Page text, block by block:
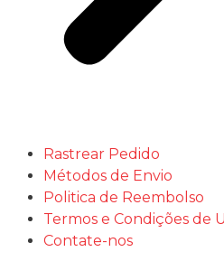
Rastrear Pedido
Métodos de Envio
Politica de Reembolso
Termos e Condições de
Contate-nos